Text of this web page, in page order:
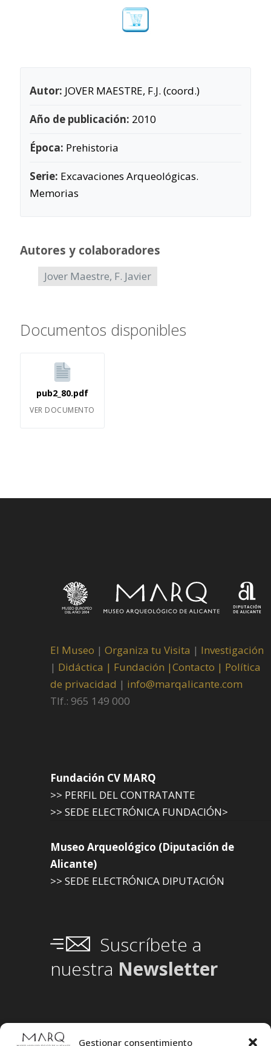
Gestionar consentimiento
Autor: JOVER MAESTRE, F.J. (coord.)
Año de publicación: 2010
Época: Prehistoria
Serie: Excavaciones Arqueológicas.
Memorias
Autores y colaboradores
Jover Maestre, F. Javier
Documentos disponibles
pub2_80.pdf
VER DOCUMENTO
El Museo | Organiza tu Visita | Investigación
| Didáctica | Fundación |Contacto | Política
de privacidad | info@marqalicante.com
Tlf.: 965 149 000
Fundación CV MARQ
>> PERFIL DEL CONTRATANTE
>> SEDE ELECTRÓNICA FUNDACIÓN>
Museo Arqueológico (Diputación de
Alicante)
>> SEDE ELECTRÓNICA DIPUTACIÓN
Suscríbete a
nuestra Newsletter